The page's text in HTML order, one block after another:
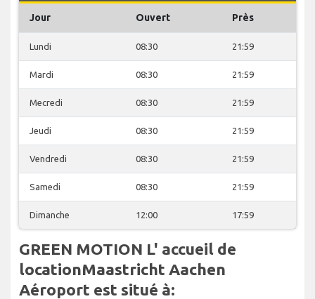
Jour Ouvert Près
Lundi 08:30 21:59
Mardi 08:30 21:59
Mecredi 08:30 21:59
Jeudi 08:30 21:59
Vendredi 08:30 21:59
Samedi 08:30 21:59
Dimanche 12:00 17:59
GREEN MOTION L' accueil de
locationMaastricht Aachen
Aéroport est situé à: